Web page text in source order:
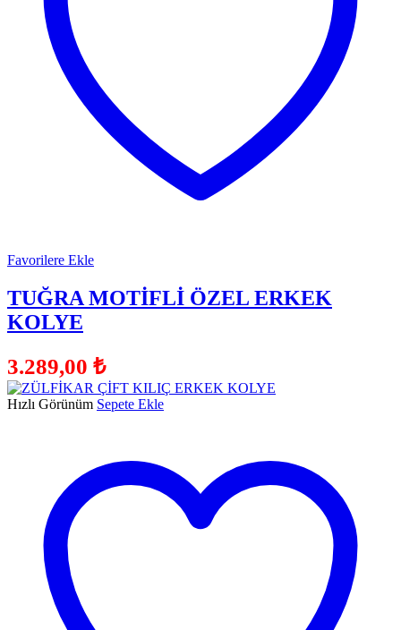
Favorilere Ekle
TUĞRA MOTİFLİ ÖZEL ERKEK
KOLYE
3.289,00 ₺
Hızlı Görünüm Sepete Ekle